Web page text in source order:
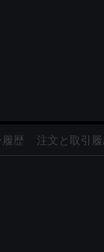
歴 注文と取引